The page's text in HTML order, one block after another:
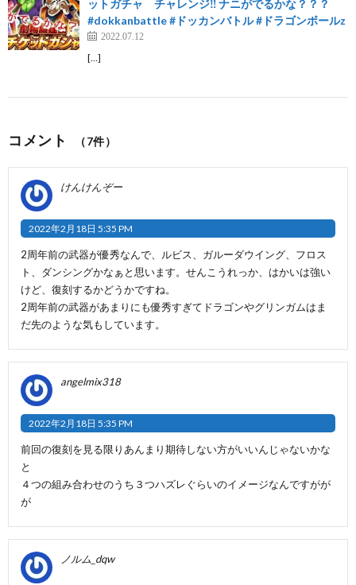
ットガチャ チャレンジ‼️ ナニがでるかな？？？
#dokkanbattle #ドッカンバトル #ドラゴンボールz
2022.07.12
[…]
コメント （7件）
けんけんぞー
2022年2月18日 5:35 PM
2周年前の武器が優秀なんで、ルビス、ガルーダウイング、フロス
ト、ダンシングかなぁと思います。せんこうれっか、はかいは強い
けど、復刻するかどうかですね。
2周年前の武器があまりにも優秀すぎてドラゴンやグリンガムはま
だ先のような気もしています。
angelmix318
2022年2月18日 5:35 PM
前回の復刻を見る限りあんまり期待しない方がいいんじゃないかな
と
４つの組み合わせのうち３つハズレぐらいのイメージなんですがが
が
ノルム_dqw